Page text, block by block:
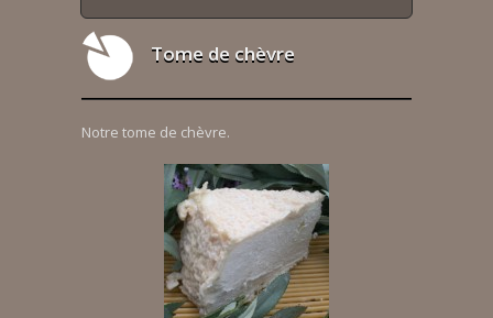
Tome de chèvre
Notre tome de chèvre.